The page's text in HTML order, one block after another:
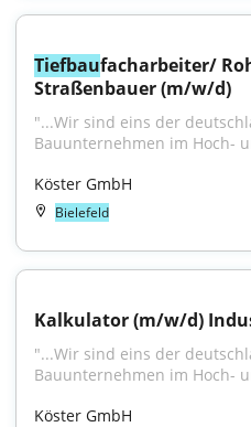
Tiefbaufacharbeiter/
Straßenbauer (m/w/d)
"...Wir sind eins der
Bauunternehmen im Hoch-
Köster GmbH
Bielefeld
Kalkulator (m/w/d)
"...Wir sind eins der
Bauunternehmen im Hoch-
Köster GmbH